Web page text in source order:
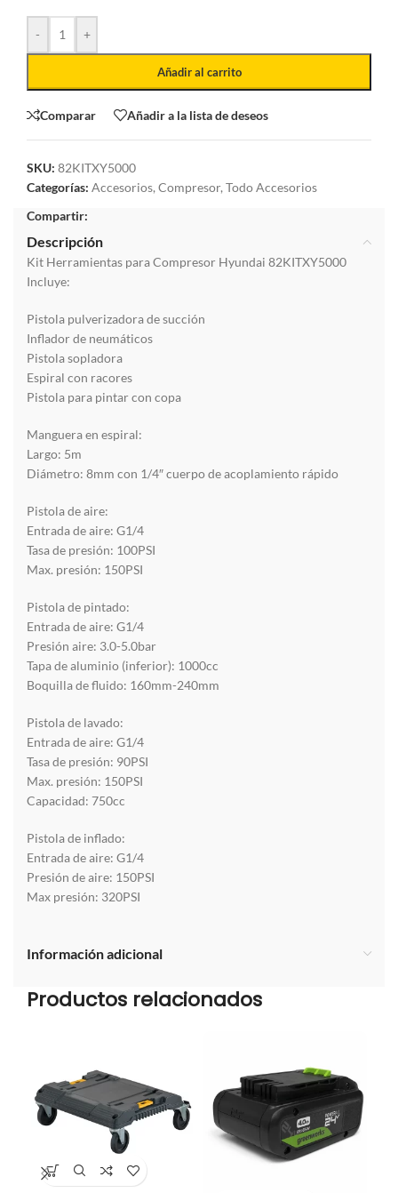
- +
Añadir al carrito
Comparar Añadir a la lista de deseos
SKU: 82KITXY5000
Categorías: Accesorios, Compresor, Todo Accesorios
Compartir:
Descripción
Kit Herramientas para Compresor Hyundai 82KITXY5000
Incluye:
Pistola pulverizadora de succión
Inflador de neumáticos
Pistola sopladora
Espiral con racores
Pistola para pintar con copa
Manguera en espiral:
Largo: 5m
Diámetro: 8mm con 1/4″ cuerpo de acoplamiento rápido
Pistola de aire:
Entrada de aire: G1/4
Tasa de presión: 100PSI
Max. presión: 150PSI
Pistola de pintado:
Entrada de aire: G1/4
Presión aire: 3.0-5.0bar
Tapa de aluminio (inferior): 1000cc
Boquilla de fluido: 160mm-240mm
Pistola de lavado:
Entrada de aire: G1/4
Tasa de presión: 90PSI
Max. presión: 150PSI
Capacidad: 750cc
Pistola de inflado:
Entrada de aire: G1/4
Presión de aire: 150PSI
Max presión: 320PSI
Información adicional
Productos relacionados